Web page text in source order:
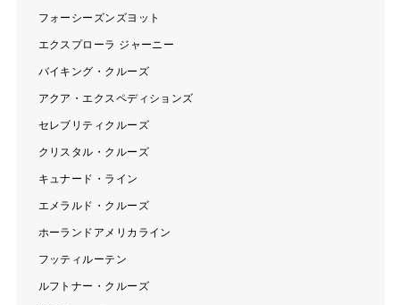
フォーシーズンズヨット
エクスプローラ ジャーニー
バイキング・クルーズ
アクア・エクスペディションズ
セレブリティクルーズ
クリスタル・クルーズ
キュナード・ライン
エメラルド・クルーズ
ホーランドアメリカライン
フッティルーテン
ルフトナー・クルーズ